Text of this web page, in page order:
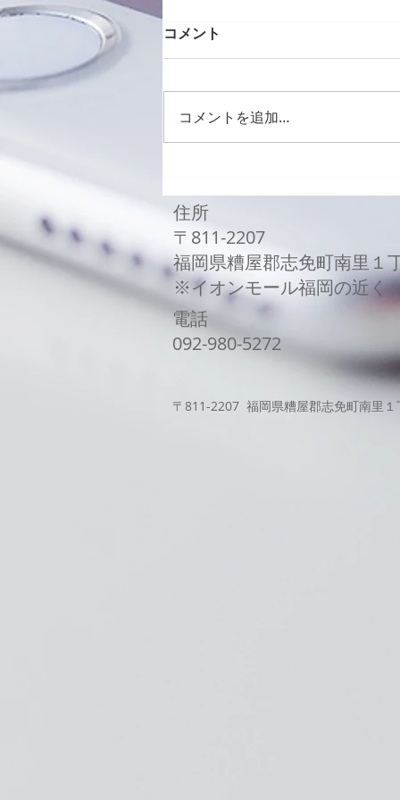
交換修理
コメント
コメントを追加…
住所
〒811-2207
福岡県糟屋郡志免町南里１
​※イオンモール福岡の近く
電話
​092-980-5272
〒811-2207 福岡県糟屋郡志免町南里１